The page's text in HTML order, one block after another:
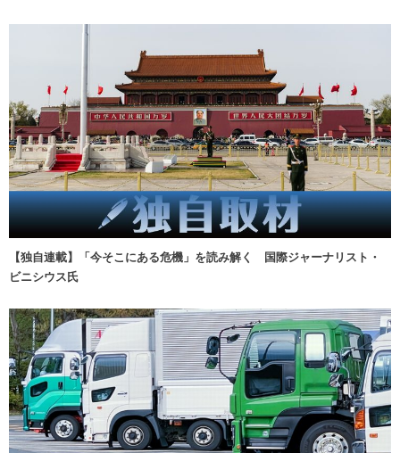
【独自連載】「今そこにある危機」を読み解く 国際ジャーナリスト・
ビニシウス氏